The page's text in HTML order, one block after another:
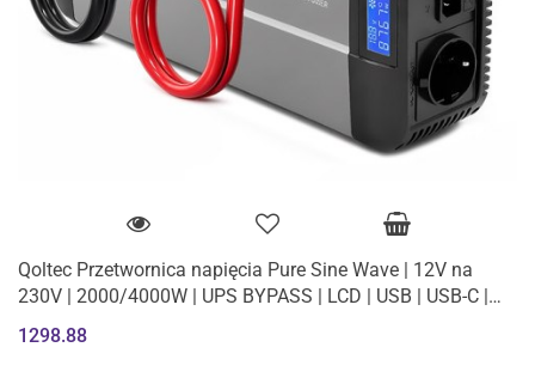
Qoltec Przetwornica napięcia Pure Sine Wave | 12V na
230V | 2000/4000W | UPS BYPASS | LCD | USB | USB-C |
1298.88